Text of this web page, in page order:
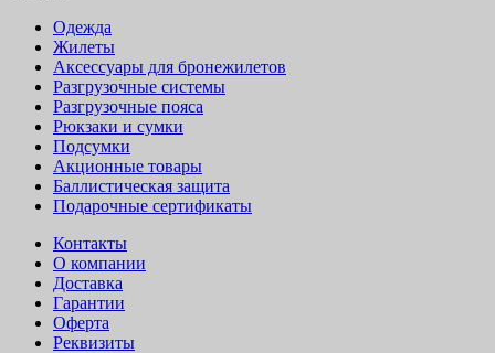
Одежда
Жилеты
Аксессуары для бронежилетов
Разгрузочные системы
Разгрузочные пояса
Рюкзаки и сумки
Подсумки
Акционные товары
Баллистическая защита
Подарочные сертификаты
Контакты
О компании
Доставка
Гарантии
Оферта
Реквизиты